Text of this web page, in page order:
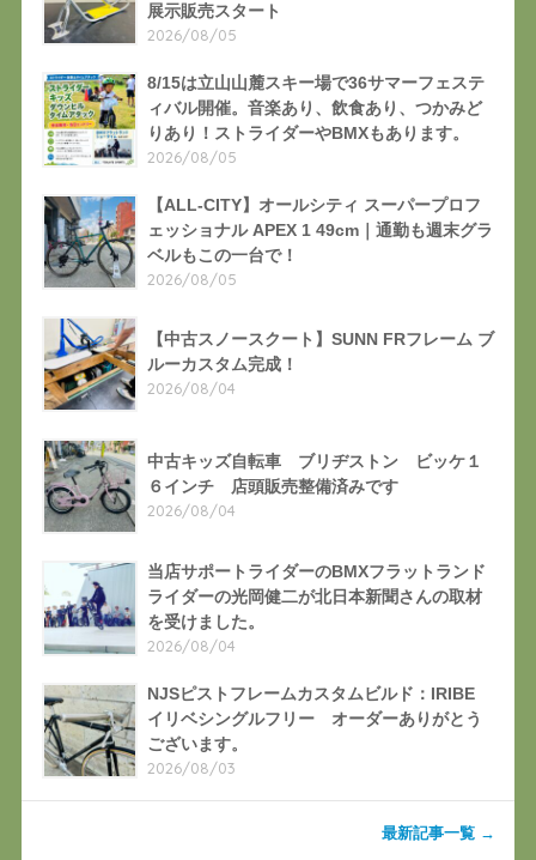
展示販売スタート
2026/08/05
8/15は立山山麓スキー場で36サマーフェステ
ィバル開催。音楽あり、飲食あり、つかみど
りあり！ストライダーやBMXもあります。
2026/08/05
【ALL-CITY】オールシティ スーパープロフ
ェッショナル APEX 1 49cm｜通勤も週末グラ
ベルもこの一台で！
2026/08/05
【中古スノースクート】SUNN FRフレーム ブ
ルーカスタム完成！
2026/08/04
中古キッズ自転車 ブリヂストン ビッケ１
６インチ 店頭販売整備済みです
2026/08/04
当店サポートライダーのBMXフラットランド
ライダーの光岡健二が北日本新聞さんの取材
を受けました。
2026/08/04
NJSピストフレームカスタムビルド：IRIBE
イリベシングルフリー オーダーありがとう
ございます。
2026/08/03
最新記事一覧 →